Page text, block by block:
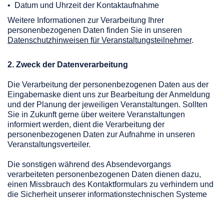
• Datum und Uhrzeit der Kontaktaufnahme
Weitere Informationen zur Verarbeitung Ihrer
personenbezogenen Daten finden Sie in unseren
Datenschutzhinweisen für Veranstaltungsteilnehmer.
2. Zweck der Datenverarbeitung
Die Verarbeitung der personenbezogenen Daten aus der
Eingabemaske dient uns zur Bearbeitung der Anmeldung
und der Planung der jeweiligen Veranstaltungen. Sollten
Sie in Zukunft gerne über weitere Veranstaltungen
informiert werden, dient die Verarbeitung der
personenbezogenen Daten zur Aufnahme in unseren
Veranstaltungsverteiler.
Die sonstigen während des Absendevorgangs
verarbeiteten personenbezogenen Daten dienen dazu,
einen Missbrauch des Kontaktformulars zu verhindern und
die Sicherheit unserer informationstechnischen Systeme